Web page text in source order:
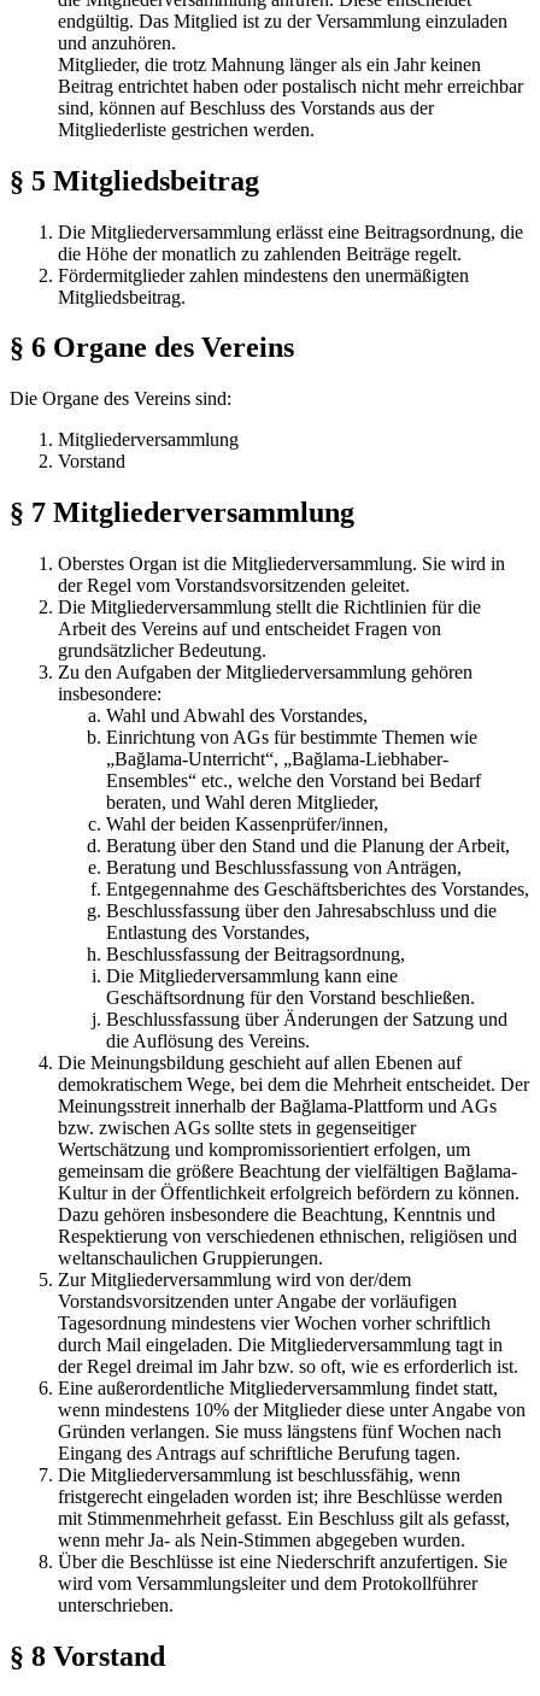
endgültig. Das Mitglied ist zu der Versammlung einzuladen
und anzuhören.
Mitglieder, die trotz Mahnung länger als ein Jahr keinen
Beitrag entrichtet haben oder postalisch nicht mehr erreichbar
sind, können auf Beschluss des Vorstands aus der
Mitgliederliste gestrichen werden.
§ 5 Mitgliedsbeitrag
Die Mitgliederversammlung erlässt eine Beitragsordnung, die
die Höhe der monatlich zu zahlenden Beiträge regelt.
Fördermitglieder zahlen mindestens den unermäßigten
Mitgliedsbeitrag.
§ 6 Organe des Vereins
Die Organe des Vereins sind:
Mitgliederversammlung
Vorstand
§ 7 Mitgliederversammlung
Oberstes Organ ist die Mitgliederversammlung. Sie wird in
der Regel vom Vorstandsvorsitzenden geleitet.
Die Mitgliederversammlung stellt die Richtlinien für die
Arbeit des Vereins auf und entscheidet Fragen von
grundsätzlicher Bedeutung.
Zu den Aufgaben der Mitgliederversammlung gehören
insbesondere:
Wahl und Abwahl des Vorstandes,
Einrichtung von AGs für bestimmte Themen wie
„Bağlama-Unterricht“, „Bağlama-Liebhaber-
Ensembles“ etc., welche den Vorstand bei Bedarf
beraten, und Wahl deren Mitglieder,
Wahl der beiden Kassenprüfer/innen,
Beratung über den Stand und die Planung der Arbeit,
Beratung und Beschlussfassung von Anträgen,
Entgegennahme des Geschäftsberichtes des Vorstandes,
Beschlussfassung über den Jahresabschluss und die
Entlastung des Vorstandes,
Beschlussfassung der Beitragsordnung,
Die Mitgliederversammlung kann eine
Geschäftsordnung für den Vorstand beschließen.
Beschlussfassung über Änderungen der Satzung und
die Auflösung des Vereins.
Die Meinungsbildung geschieht auf allen Ebenen auf
demokratischem Wege, bei dem die Mehrheit entscheidet. Der
Meinungsstreit innerhalb der Bağlama-Plattform und AGs
bzw. zwischen AGs sollte stets in gegenseitiger
Wertschätzung und kompromissorientiert erfolgen, um
gemeinsam die größere Beachtung der vielfältigen Bağlama-
Kultur in der Öffentlichkeit erfolgreich befördern zu können.
Dazu gehören insbesondere die Beachtung, Kenntnis und
Respektierung von verschiedenen ethnischen, religiösen und
weltanschaulichen Gruppierungen.
Zur Mitgliederversammlung wird von der/dem
Vorstandsvorsitzenden unter Angabe der vorläufigen
Tagesordnung mindestens vier Wochen vorher schriftlich
durch Mail eingeladen. Die Mitgliederversammlung tagt in
der Regel dreimal im Jahr bzw. so oft, wie es erforderlich ist.
Eine außerordentliche Mitgliederversammlung findet statt,
wenn mindestens 10% der Mitglieder diese unter Angabe von
Gründen verlangen. Sie muss längstens fünf Wochen nach
Eingang des Antrags auf schriftliche Berufung tagen.
Die Mitgliederversammlung ist beschlussfähig, wenn
fristgerecht eingeladen worden ist; ihre Beschlüsse werden
mit Stimmenmehrheit gefasst. Ein Beschluss gilt als gefasst,
wenn mehr Ja- als Nein-Stimmen abgegeben wurden.
Über die Beschlüsse ist eine Niederschrift anzufertigen. Sie
wird vom Versammlungsleiter und dem Protokollführer
unterschrieben.
§ 8 Vorstand